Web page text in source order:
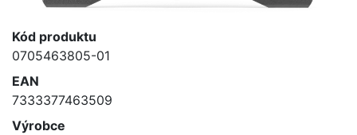
Kód produktu
0705463805-01
EAN
7333377463509
Výrobce